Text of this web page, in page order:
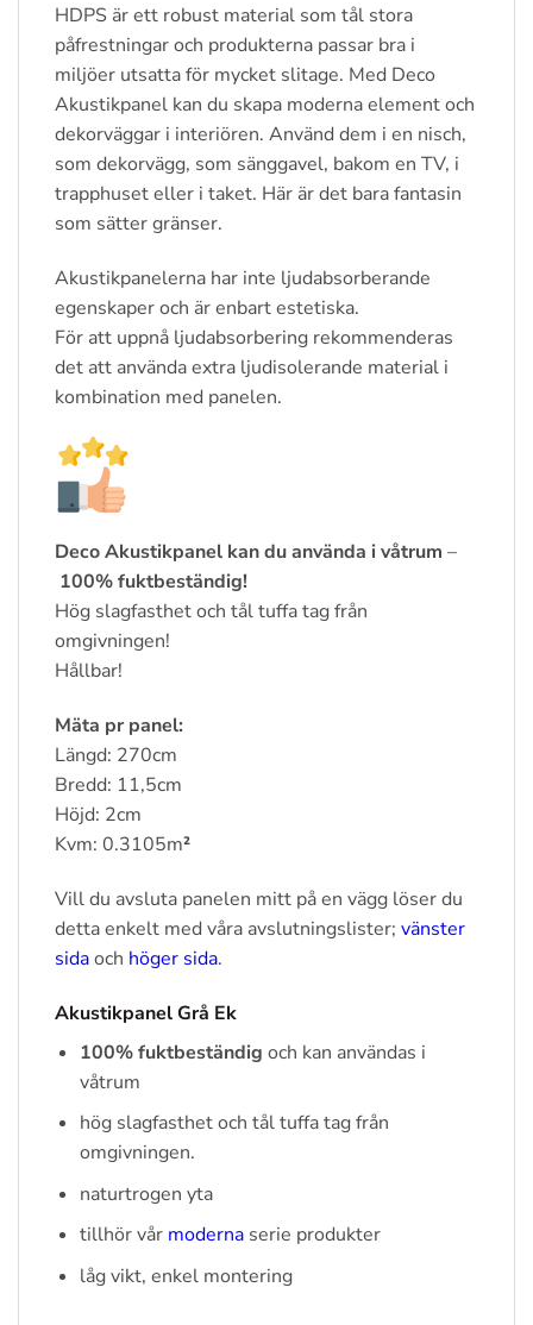
HDPS är ett robust material som tål stora
påfrestningar och produkterna passar bra i
miljöer utsatta för mycket slitage. Med Deco
Akustikpanel kan du skapa moderna element och
dekorväggar i interiören. Använd dem i en nisch,
som dekorvägg, som sänggavel, bakom en TV, i
trapphuset eller i taket. Här är det bara fantasin
som sätter gränser.
Akustikpanelerna har inte ljudabsorberande
egenskaper och är enbart estetiska.
För att uppnå ljudabsorbering rekommenderas
det att använda extra ljudisolerande material i
kombination med panelen.
Deco Akustikpanel kan du använda i våtrum –
100% fuktbeständig!
Hög slagfasthet och tål tuffa tag från
omgivningen!
Hållbar!
Mäta pr panel:
Längd: 270cm
Bredd: 11,5cm
Höjd: 2cm
Kvm: 0.3105m²
Vill du avsluta panelen mitt på en vägg löser du
detta enkelt med våra avslutningslister; vänster
sidaoch höger sida.
Akustikpanel Grå Ek
100% fuktbeständig och kan användas i
våtrum
hög slagfasthet och tål tuffa tag från
omgivningen.
naturtrogen yta
tillhör vår modernaserie produkter
låg vikt, enkel montering